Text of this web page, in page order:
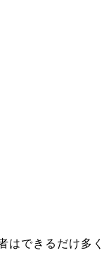
はできるだけ多く